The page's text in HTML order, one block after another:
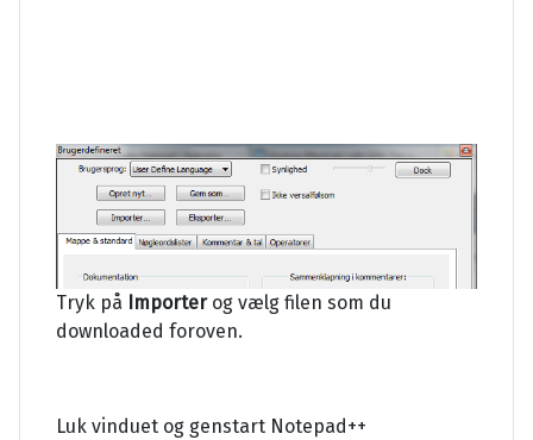
Tryk på Importer og vælg filen som du
downloaded foroven.
Luk vinduet og genstart Notepad++